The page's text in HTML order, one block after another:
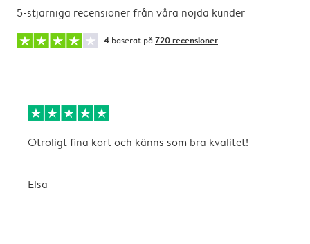
5-stjärniga recensioner från våra nöjda kunder
4 baserat på 720 recensioner
Otroligt fina kort och känns som bra kvalitet!
Elsa